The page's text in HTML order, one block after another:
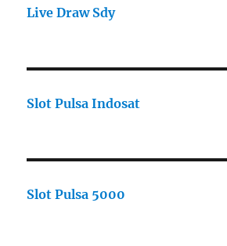
Live Draw Sdy
Slot Pulsa Indosat
Slot Pulsa 5000